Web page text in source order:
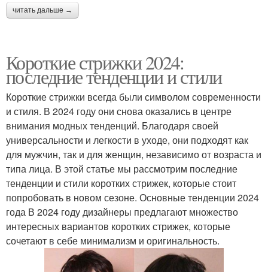
читать дальше →
Короткие стрижки 2024:
последние тенденции и стили
Короткие стрижки всегда были символом современности
и стиля. В 2024 году они снова оказались в центре
внимания модных тенденций. Благодаря своей
универсальности и легкости в уходе, они подходят как
для мужчин, так и для женщин, независимо от возраста и
типа лица. В этой статье мы рассмотрим последние
тенденции и стили коротких стрижек, которые стоит
попробовать в новом сезоне. Основные тенденции 2024
года В 2024 году дизайнеры предлагают множество
интересных вариантов коротких стрижек, которые
сочетают в себе минимализм и оригинальность.